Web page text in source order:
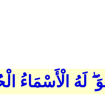
هُوَ ۖ لَهُ الْأَسْمَاءُ